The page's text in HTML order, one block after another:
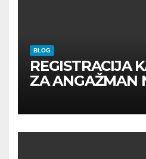
BLOG
REGISTRACIJA
ZA ANGAŽMAN